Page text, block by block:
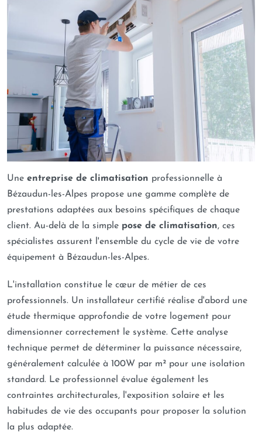
Une entreprise de climatisation professionnelle à
Bézaudun-les-Alpes propose une gamme complète de
prestations adaptées aux besoins spécifiques de chaque
client. Au-delà de la simple pose de climatisation, ces
spécialistes assurent l'ensemble du cycle de vie de votre
équipement à Bézaudun-les-Alpes.
L'installation constitue le cœur de métier de ces
professionnels. Un installateur certifié réalise d'abord une
étude thermique approfondie de votre logement pour
dimensionner correctement le système. Cette analyse
technique permet de déterminer la puissance nécessaire,
généralement calculée à 100W par m² pour une isolation
standard. Le professionnel évalue également les
contraintes architecturales, l'exposition solaire et les
habitudes de vie des occupants pour proposer la solution
la plus adaptée.